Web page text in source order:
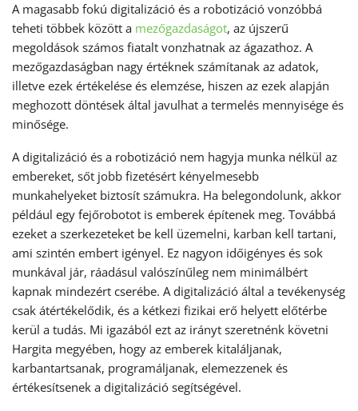
A magasabb fokú digitalizáció és a robotizáció vonzóbbá
teheti többek között a mezőgazdaságot, az újszerű
megoldások számos fiatalt vonzhatnak az ágazathoz. A
mezőgazdaságban nagy értéknek számítanak az adatok,
illetve ezek értékelése és elemzése, hiszen az ezek alapján
meghozott döntések által javulhat a termelés mennyisége és
minősége.
A digitalizáció és a robotizáció nem hagyja munka nélkül az
embereket, sőt jobb fizetésért kényelmesebb
munkahelyeket biztosít számukra. Ha belegondolunk, akkor
például egy fejőrobotot is emberek építenek meg. Továbbá
ezeket a szerkezeteket be kell üzemelni, karban kell tartani,
ami szintén embert igényel. Ez nagyon időigényes és sok
munkával jár, ráadásul valószínűleg nem minimálbért
kapnak mindezért cserébe. A digitalizáció által a tevékenység
csak átértékelődik, és a kétkezi fizikai erő helyett előtérbe
kerül a tudás. Mi igazából ezt az irányt szeretnénk követni
Hargita megyében, hogy az emberek kitaláljanak,
karbantartsanak, programáljanak, elemezzenek és
értékesítsenek a digitalizáció segítségével.